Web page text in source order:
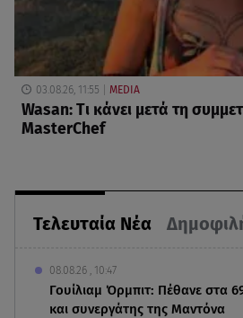
Τελευταία Νέα
08.08.26 , 10:47
Γουίλιαμ Όρμπιτ: Πέθανε στα
και συνεργάτης της Μαντόνα
03.08.26, 11:55 MEDIA
Wasan: Tι κάνει μετά τη
MasterChef